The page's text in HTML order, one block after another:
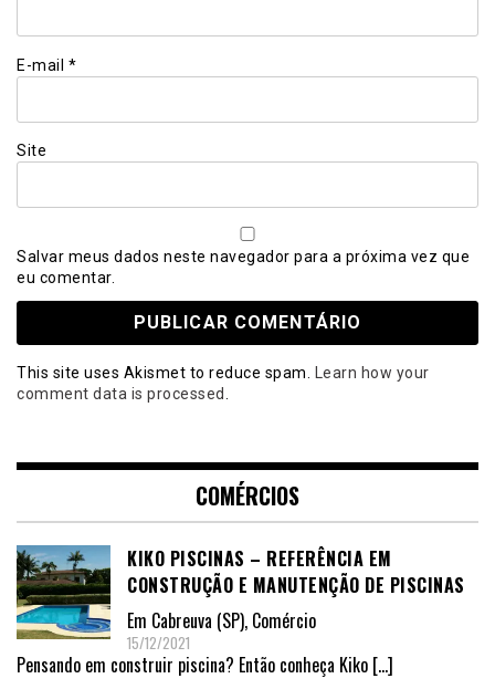
E-mail *
Site
Salvar meus dados neste navegador para a próxima vez que
eu comentar.
This site uses Akismet to reduce spam. Learn how your
comment data is processed.
COMÉRCIOS
KIKO PISCINAS – REFERÊNCIA EM
CONSTRUÇÃO E MANUTENÇÃO DE PISCINAS
Em Cabreuva (SP), Comércio
15/12/2021
Pensando em construir piscina? Então conheça Kiko […]